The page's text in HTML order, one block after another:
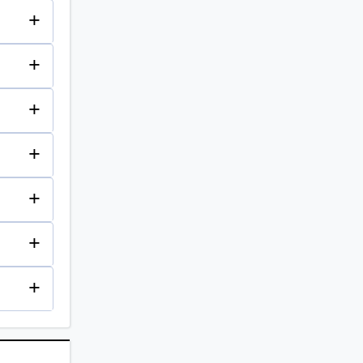
+
+
+
+
+
+
+